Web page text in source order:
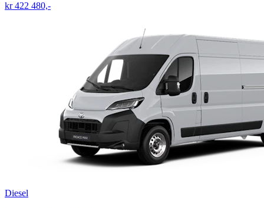
kr 422 480,-
Diesel